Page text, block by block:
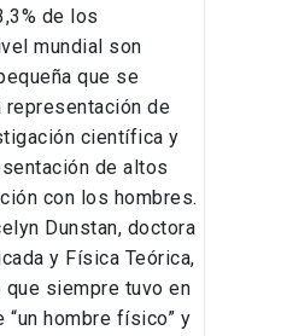
de los
mundial son
que se
representación de
científica y
de altos
con los hombres.
Dunstan, doctora
y Física Teórica,
siempre tuvo en
“un hombre físico” y